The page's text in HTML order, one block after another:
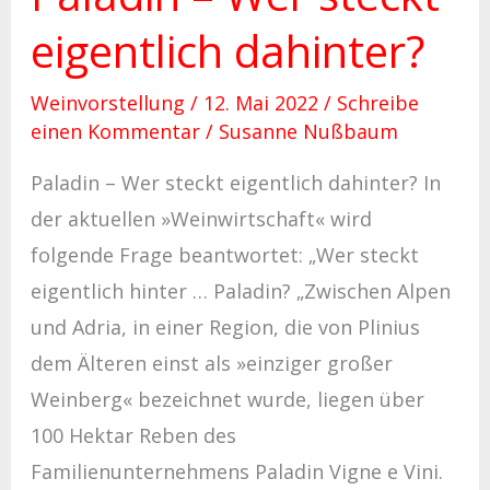
eigentlich dahinter?
Weinvorstellung / 12. Mai 2022 / Schreibe
einen Kommentar / Susanne Nußbaum
Paladin – Wer steckt eigentlich dahinter? In
der aktuellen »Weinwirtschaft« wird
folgende Frage beantwortet: „Wer steckt
eigentlich hinter … Paladin? „Zwischen Alpen
und Adria, in einer Region, die von Plinius
dem Älteren einst als »einziger großer
Weinberg« bezeichnet wurde, liegen über
100 Hektar Reben des
Familienunternehmens Paladin Vigne e Vini.